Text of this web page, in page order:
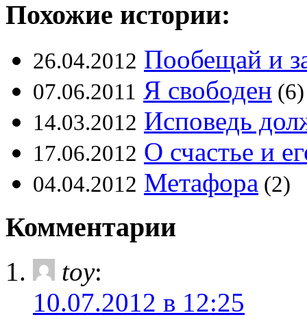
Похожие истории:
26.04.2012 Пообещай и
07.06.2011 Я свободен (6)
14.03.2012 Исповедь
17.06.2012 О счастье и
04.04.2012 Метафора (2)
Комментарии
toy:
10.07.2012 в 12:25